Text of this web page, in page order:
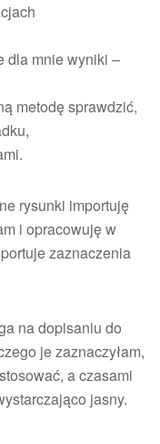
dla mnie wyniki –
metodę sprawdzić,
rysunki importuję
i opracowuję w
zaznaczenia
na dopisaniu do
je zaznaczyłam,
a czasami
jasny.